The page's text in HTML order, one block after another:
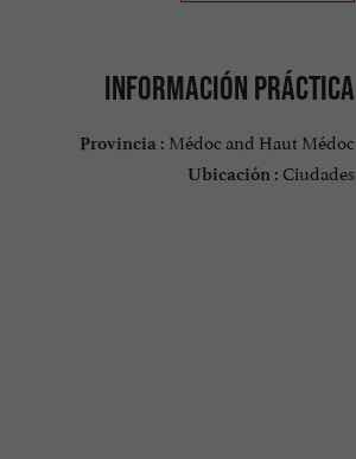
Información práctica
Provincia : Médoc and Haut Médoc
Ubicación : Ciudades